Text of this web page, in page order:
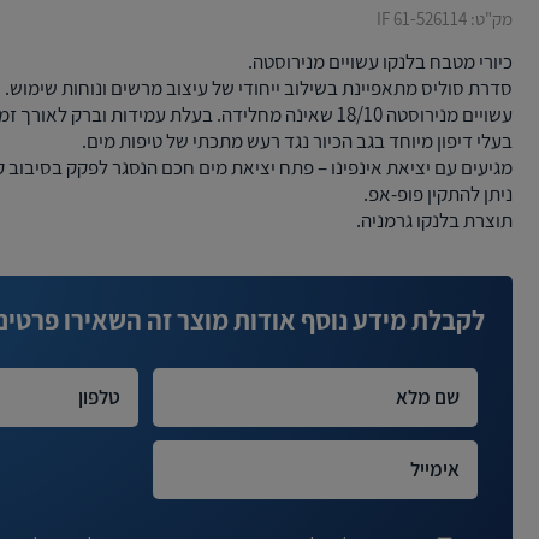
מק"ט: 61-526114 IF
כיורי מטבח בלנקו עשויים מנירוסטה.
סדרת סוליס מתאפיינת בשילוב ייחודי של עיצוב מרשים ונוחות שימוש.
עשויים מנירוסטה 18/10 שאינה מחלידה. בעלת עמידות וברק לאורך זמן.
בעלי דיפון מיוחד בגב הכיור נגד רעש מתכתי של טיפות מים.
מגיעים עם יציאת אינפינו – פתח יציאת מים חכם הנסגר לפקק בסיבוב
ניתן להתקין פופ-אפ.
תוצרת בלנקו גרמניה.
לקבלת מידע נוסף אודות מוצר זה השאירו